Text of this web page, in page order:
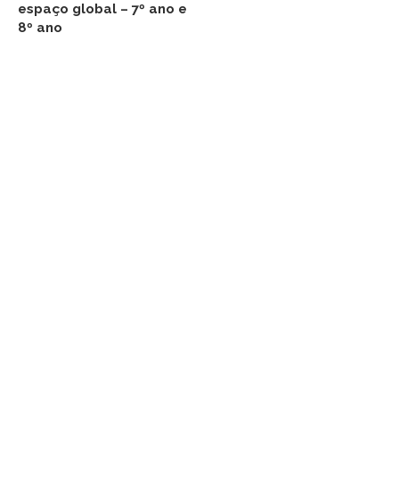
espaço global – 7º ano e
8º ano